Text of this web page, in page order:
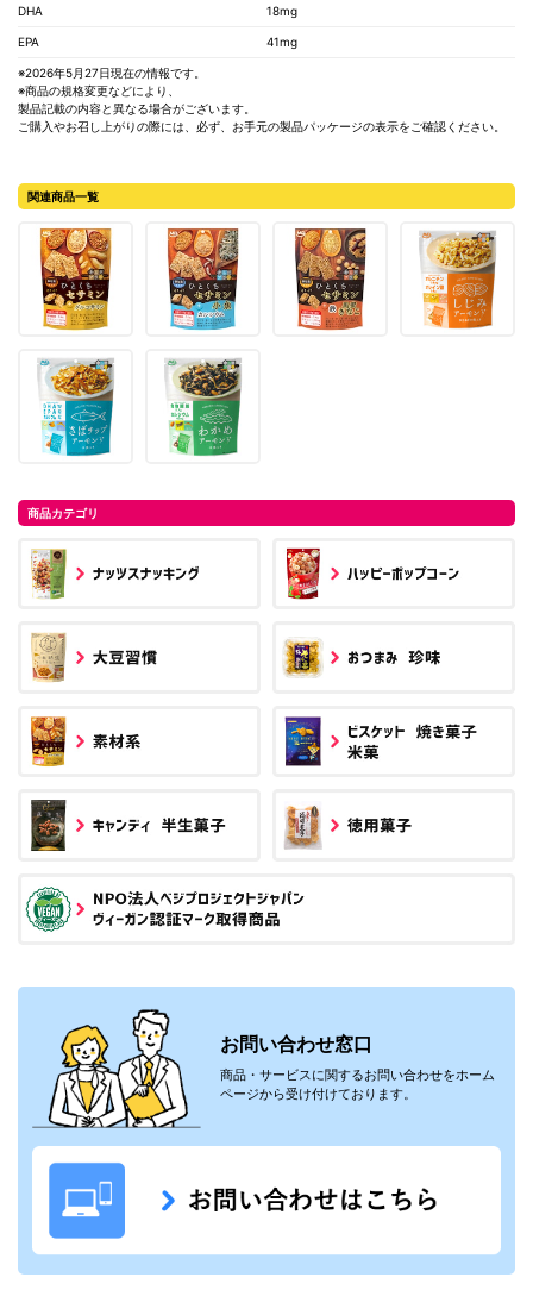
DHA 18mg
EPA 41mg
※2026年5月27日現在の情報です。
※商品の規格変更などにより、
製品記載の内容と異なる場合がございます。
ご購入やお召し上がりの際には、必ず、お手元の製品パッケージの表示をご確認ください。
関連商品一覧
商品カテゴリ
お問い合わせ窓口
商品・サービスに関するお問い合わせをホーム
ページから受け付けております。